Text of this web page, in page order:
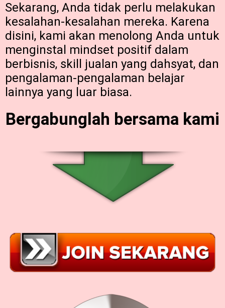
Sekarang, Anda tidak perlu melakukan
kesalahan-kesalahan mereka. Karena
disini, kami akan menolong Anda untuk
menginstal mindset positif dalam
berbisnis, skill jualan yang dahsyat, dan
pengalaman-pengalaman belajar
lainnya yang luar biasa.
Bergabunglah bersama kami